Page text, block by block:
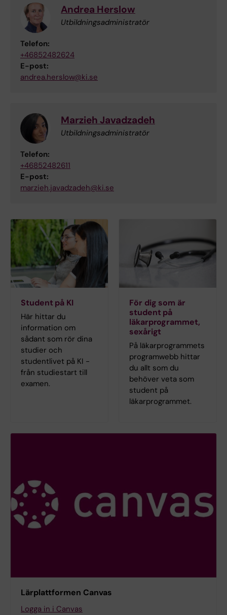
Andrea Herslow
Utbildningsadministratör
Telefon:
+46852482624
E-post:
andrea.herslow@ki.se
Marzieh Javadzadeh
Utbildningsadministratör
Telefon:
+46852482611
E-post:
marzieh.javadzadeh@ki.se
Student på KI
Här hittar du
information om
sådant som rör dina
studier och
studentlivet på KI -
från studiestart till
examen.
För dig som är
student på
läkarprogrammet,
sexårigt
På läkarprogrammets
programwebb hittar
du allt som du
behöver veta som
student på
läkarprogrammet.
Lärplattformen Canvas
Logga in i Canvas